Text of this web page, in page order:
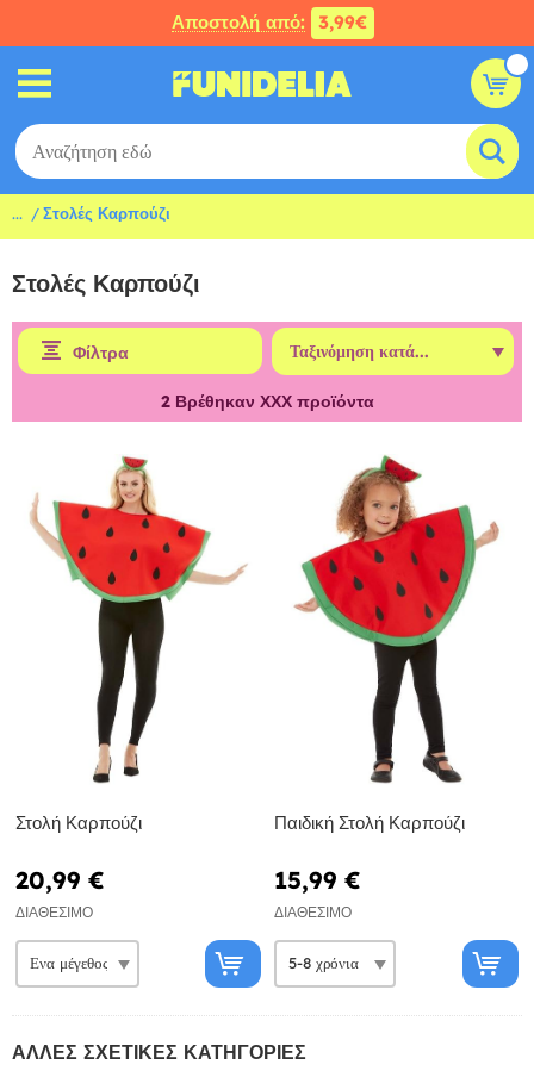
Αποστολή από: 3,99€
... Στολές Καρπούζι
Στολές Καρπούζι
Φίλτρα
2Βρέθηκαν ΧΧΧ προϊόντα
Στολή Καρπούζι
20,99 €
ΔΙΑΘΈΣΙΜΟ
Παιδική Στολή Καρπούζι
15,99 €
ΔΙΑΘΈΣΙΜΟ
ΆΛΛΕΣ ΣΧΕΤΙΚΈΣ ΚΑΤΗΓΟΡΊΕΣ